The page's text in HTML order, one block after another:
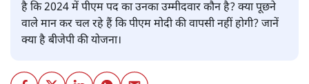
है कि 2024 में पीएम पद का उनका उम्मीदवार कौन है? क्या पूछने
वाले मान कर चल रहे हैं कि पीएम मोदी की वापसी नहीं होगी? जानें
क्या है बीजेपी की योजना।